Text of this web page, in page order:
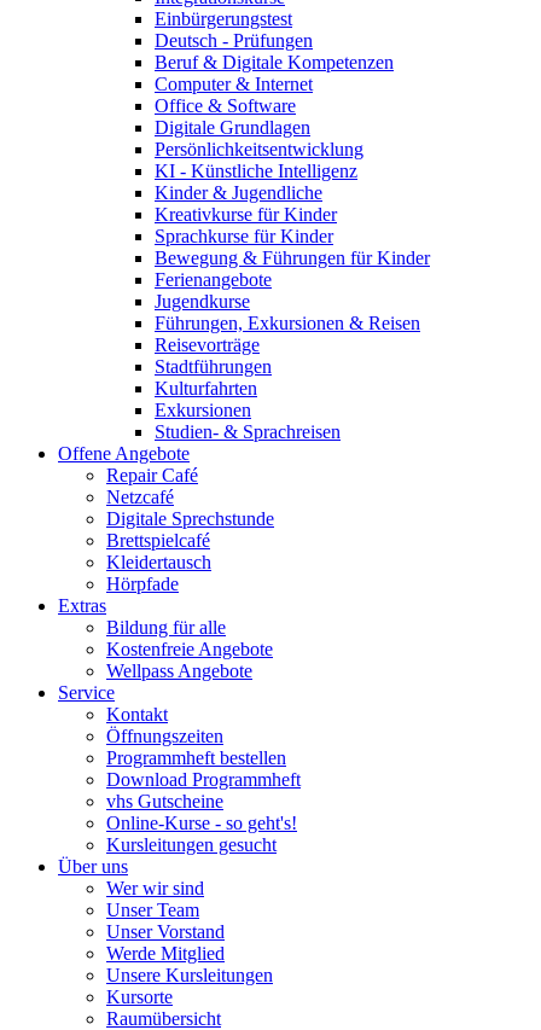
Einbürgerungstest
Deutsch - Prüfungen
Beruf & Digitale Kompetenzen
Computer & Internet
Office & Software
Digitale Grundlagen
Persönlichkeitsentwicklung
KI - Künstliche Intelligenz
Kinder & Jugendliche
Kreativkurse für Kinder
Sprachkurse für Kinder
Bewegung & Führungen für Kinder
Ferienangebote
Jugendkurse
Führungen, Exkursionen & Reisen
Reisevorträge
Stadtführungen
Kulturfahrten
Exkursionen
Studien- & Sprachreisen
Offene Angebote
Repair Café
Netzcafé
Digitale Sprechstunde
Brettspielcafé
Kleidertausch
Hörpfade
Extras
Bildung für alle
Kostenfreie Angebote
Wellpass Angebote
Service
Kontakt
Öffnungszeiten
Programmheft bestellen
Download Programmheft
vhs Gutscheine
Online-Kurse - so geht's!
Kursleitungen gesucht
Über uns
Wer wir sind
Unser Team
Unser Vorstand
Werde Mitglied
Unsere Kursleitungen
Kursorte
Raumübersicht